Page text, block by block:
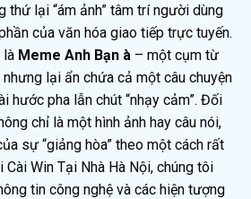
thứ lại “ám ảnh” tâm trí người dùng
của văn hóa giao tiếp trực tuyến.
là Meme Anh Bạn à – một cụm từ
lại ẩn chứa cả một câu chuyện
hước pha lẫn chút “nhạy cảm”. Đối
chỉ là một hình ảnh hay câu nói,
sự “giảng hòa” theo một cách rất
Cài Win Tại Nhà Hà Nội, chúng tôi
tin công nghệ và các hiện tượng